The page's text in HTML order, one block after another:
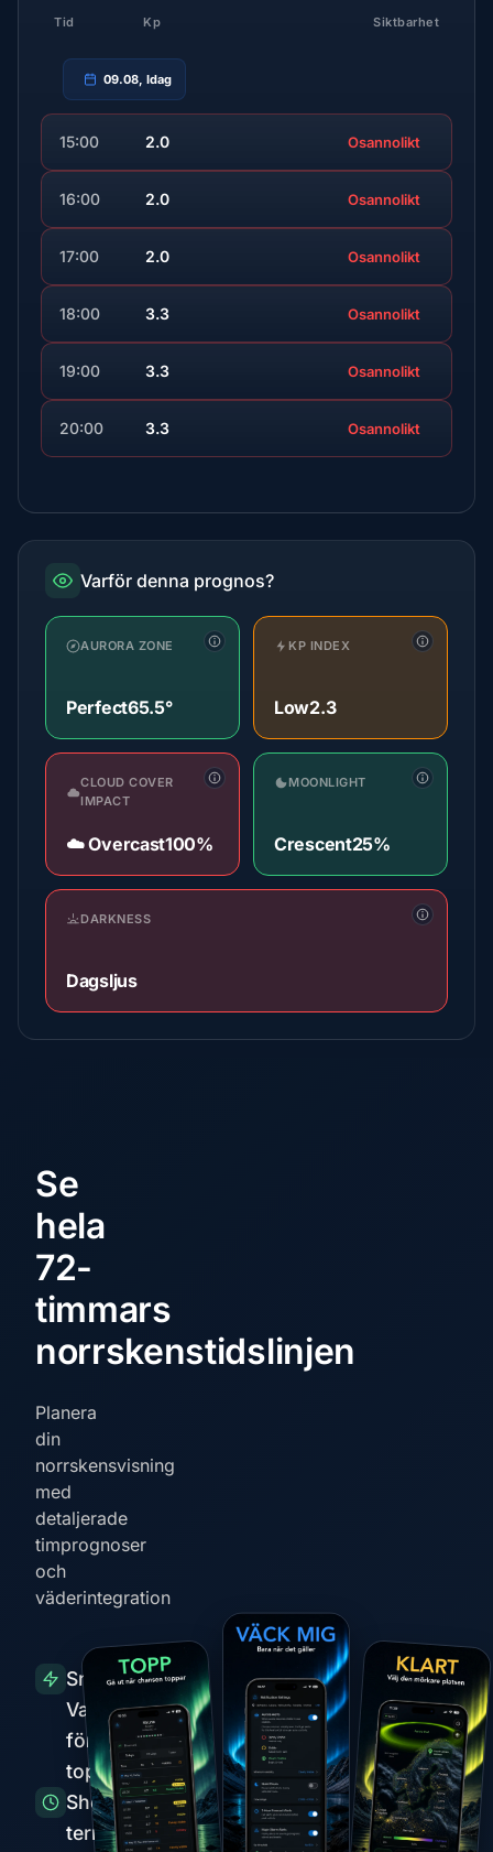
Tid Kp Siktbarhet
09.08, Idag
15:00 2.0 Osannolikt
16:00 2.0 Osannolikt
17:00 2.0 Osannolikt
18:00 3.3 Osannolikt
19:00 3.3 Osannolikt
20:00 3.3 Osannolikt
Varför denna prognos?
AURORA ZONE
Perfect65.5°
KP INDEX
Low2.3
CLOUD COVER
IMPACT
☁️ Overcast100%
MOONLIGHT
Crescent25%
DARKNESS
Dagsljus
Se
hela
72-
timmars
norrskenstidslinjen
Planera
din
norrskensvisning
med
detaljerade
timprognoser
och
väderintegration
Smarta
Varningar
före
toppar
Short-
term